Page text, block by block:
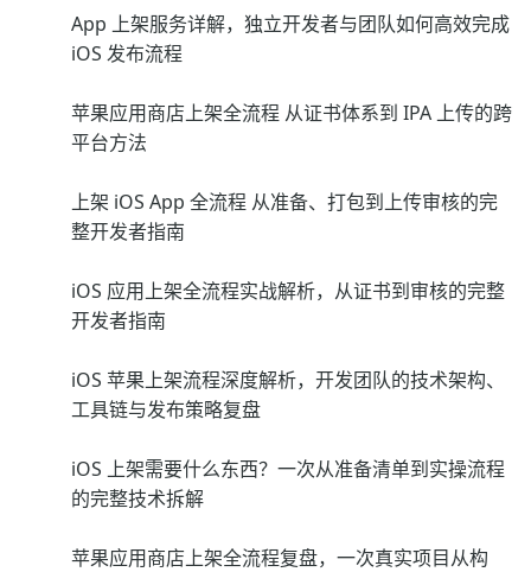
App 上架服务详解，独立开发者与团队如何高效完成
iOS 发布流程
苹果应用商店上架全流程 从证书体系到 IPA 上传的跨
平台方法
上架 iOS App 全流程 从准备、打包到上传审核的完
整开发者指南
iOS 应用上架全流程实战解析，从证书到审核的完整
开发者指南
iOS 苹果上架流程深度解析，开发团队的技术架构、
工具链与发布策略复盘
iOS 上架需要什么东西？一次从准备清单到实操流程
的完整技术拆解
苹果应用商店上架全流程复盘，一次真实项目从构